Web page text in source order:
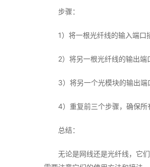
步骤：
1）将一根光纤线的输入端口
2）将另一根光纤线的输出端
3）将另一个光模块的输出端
4）重复前三个步骤，确保所
总结：
无论是网线还是光纤线，它